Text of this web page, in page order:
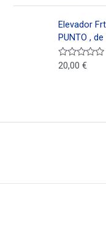
5
r
a
o
e
n
Elevador
PUNTO ,
V
o
20,00€